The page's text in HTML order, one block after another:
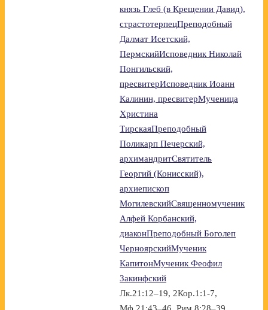
князь Глеб (в Крещении Давид),
страстотерпецПреподобный
Далмат Исетский,
ПермскийИсповедник Николай
Понгильский,
пресвитерИсповедник Иоанн
Калинин, пресвитерМученица
Христина
ТирскаяПреподобный
Поликарп Печерский,
архимандритСвятитель
Георгий (Конисский),
архиепископ
МогилевскийСвященномученик
Алфей Корбанский,
диаконПреподобный Боголеп
ЧерноярскийМученик
КапитонМученик Феофил
Закинфский
Лк.21:12–19, 2Кор.1:1-7,